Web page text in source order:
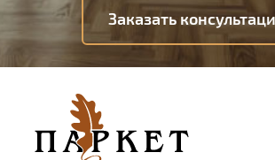
Заказать